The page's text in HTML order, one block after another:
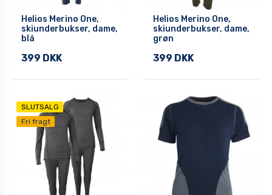
Helios Merino One,
skiunderbukser, dame,
blå
399 DKK
Helios Merino One,
skiunderbukser, dame,
grøn
399 DKK
SLUTSALG
Fri fragt